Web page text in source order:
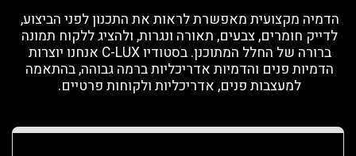
למעצבות פנים, אדריכליות ולקוחות פרטיים.